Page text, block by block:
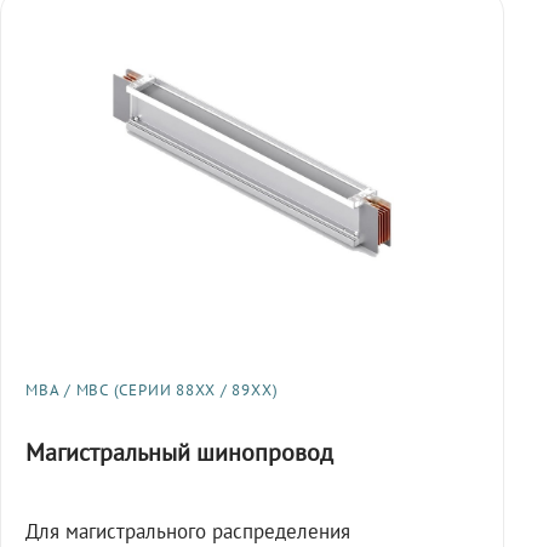
МВА / МВС (СЕРИИ 88XX / 89XX)
Магистральный шинопровод
Для магистрального распределения